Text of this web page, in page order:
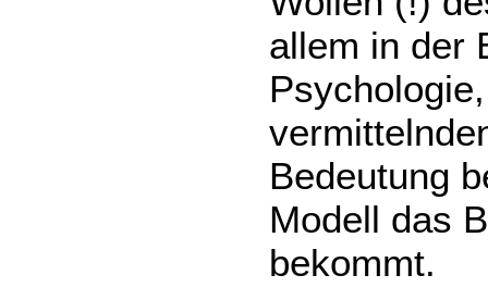
allem in der
Bedeutung
Modell das
bekommt.